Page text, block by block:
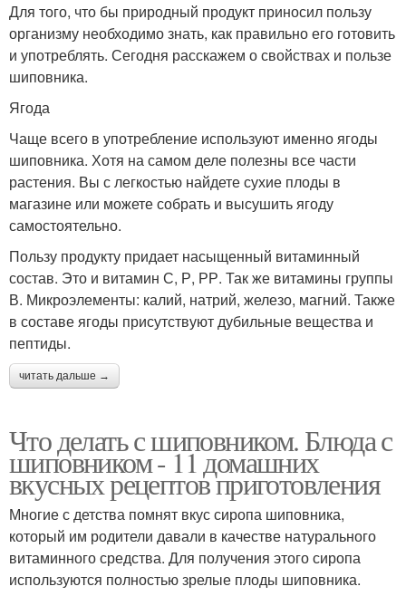
Для того, что бы природный продукт приносил пользу
организму необходимо знать, как правильно его готовить
и употреблять. Сегодня расскажем о свойствах и пользе
шиповника.
Ягода
Чаще всего в употребление используют именно ягоды
шиповника. Хотя на самом деле полезны все части
растения. Вы с легкостью найдете сухие плоды в
магазине или можете собрать и высушить ягоду
самостоятельно.
Пользу продукту придает насыщенный витаминный
состав. Это и витамин С, Р, РР. Так же витамины группы
В. Микроэлементы: калий, натрий, железо, магний. Также
в составе ягоды присутствуют дубильные вещества и
пептиды.
читать дальше →
Что делать с шиповником. Блюда с
шиповником - 11 домашних
вкусных рецептов приготовления
Многие с детства помнят вкус сиропа шиповника,
который им родители давали в качестве натурального
витаминного средства. Для получения этого сиропа
используются полностью зрелые плоды шиповника.